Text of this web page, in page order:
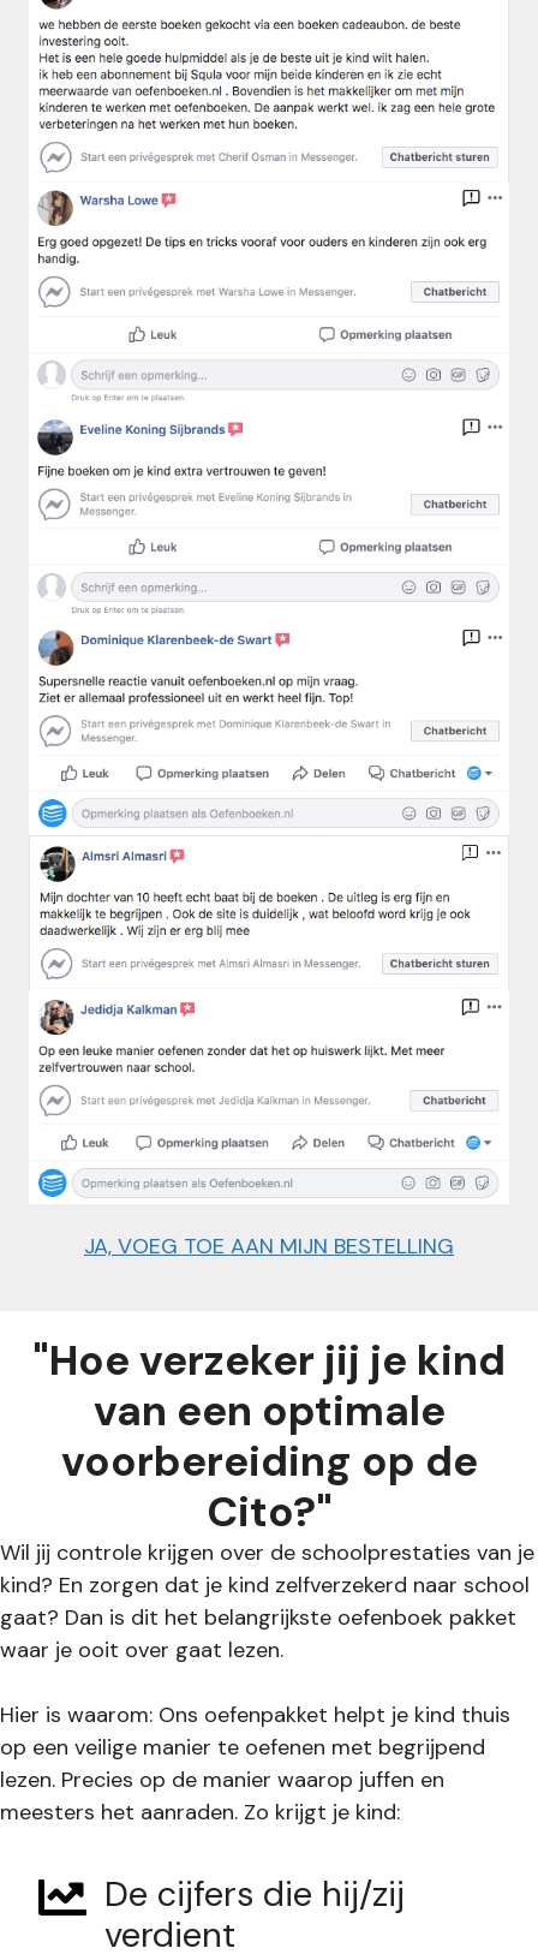
JA, VOEG TOE AAN MIJN BESTELLING
"Hoe verzeker jij je kind
van een optimale
voorbereiding op de
Cito?"
Wil jij controle krijgen over de schoolprestaties van je
kind? En zorgen dat je kind zelfverzekerd naar school
gaat? Dan is dit het belangrijkste oefenboek pakket
waar je ooit over gaat lezen.
Hier is waarom: Ons oefenpakket helpt je kind thuis
op een veilige manier te oefenen met begrijpend
lezen. Precies op de manier waarop juffen en
meesters het aanraden. Zo krijgt je kind:
De cijfers die hij/zij
verdient